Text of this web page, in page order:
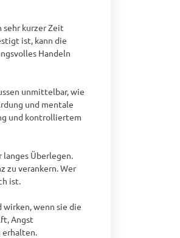
sehr kurzer Zeit
ist, kann die
Handeln
unmittelbar, wie
und mentale
und kontrolliertem
Überlegen.
zu verankern. Wer
ist.
wenn sie die
Angst
erhalten.